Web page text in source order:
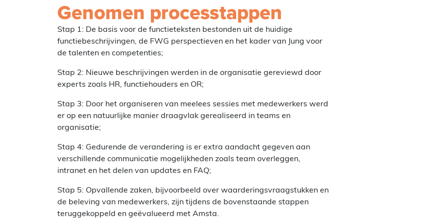
Genomen processtappen
Stap 1: De basis voor de functieteksten bestonden uit de huidige
functiebeschrijvingen, de FWG perspectieven en het kader van Jung voor
de talenten en competenties;
Stap 2: Nieuwe beschrijvingen werden in de organisatie gereviewd door
experts zoals HR, functiehouders en OR;
Stap 3: Door het organiseren van meelees sessies met medewerkers werd
er op een natuurlijke manier draagvlak gerealiseerd in teams en
organisatie;
Stap 4: Gedurende de verandering is er extra aandacht gegeven aan
verschillende communicatie mogelijkheden zoals team overleggen,
intranet en het delen van updates en FAQ;
Stap 5: Opvallende zaken, bijvoorbeeld over waarderingsvraagstukken en
de beleving van medewerkers, zijn tijdens de bovenstaande stappen
teruggekoppeld en geëvalueerd met Amsta.